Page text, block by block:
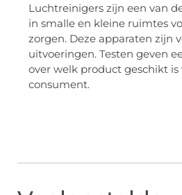
Luchtreinigers zijn een van
in smalle en kleine ruimtes
zorgen. Deze apparaten zijn
uitvoeringen. Testen geven
over welk product geschikt is
consument.